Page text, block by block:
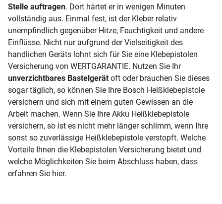
Stelle auftragen. Dort härtet er in wenigen Minuten
vollständig aus. Einmal fest, ist der Kleber relativ
unempfindlich gegenüber Hitze, Feuchtigkeit und andere
Einflüsse. Nicht nur aufgrund der Vielseitigkeit des
handlichen Geräts lohnt sich für Sie eine Klebepistolen
Versicherung von WERTGARANTIE. Nutzen Sie Ihr
unverzichtbares Bastelgerät oft oder brauchen Sie dieses
sogar täglich, so können Sie Ihre Bosch Heißklebepistole
versichern und sich mit einem guten Gewissen an die
Arbeit machen. Wenn Sie Ihre Akku Heißklebepistole
versichern, so ist es nicht mehr länger schlimm, wenn Ihre
sonst so zuverlässige Heißklebepistole verstopft. Welche
Vorteile Ihnen die Klebepistolen Versicherung bietet und
welche Möglichkeiten Sie beim Abschluss haben, dass
erfahren Sie hier.